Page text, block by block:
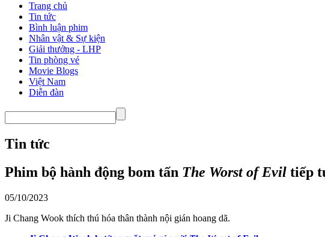
Trang chủ
Tin tức
Bình luận phim
Nhân vật & Sự kiện
Giải thưởng - LHP
Tin phòng vé
Movie Blogs
Việt Nam
Diễn đàn
Tin tức
Phim bộ hành động bom tấn The Worst of Evil tiếp
05/10/2023
Ji Chang Wook thích thú hóa thân thành nội gián hoang dã.